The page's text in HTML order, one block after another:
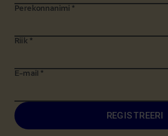
Perekonnanimi *
Riik *
E-mail *
REGISTREERI